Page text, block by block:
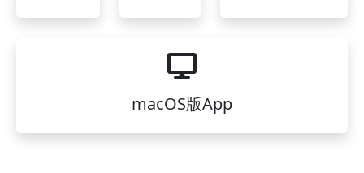
macOS版App